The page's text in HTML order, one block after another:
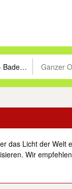
nach
Ganzer
Suche im
das Licht der Welt
Wir